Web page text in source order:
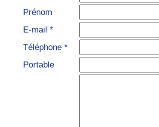
Prénom
E-mail *
Téléphone *
Portable